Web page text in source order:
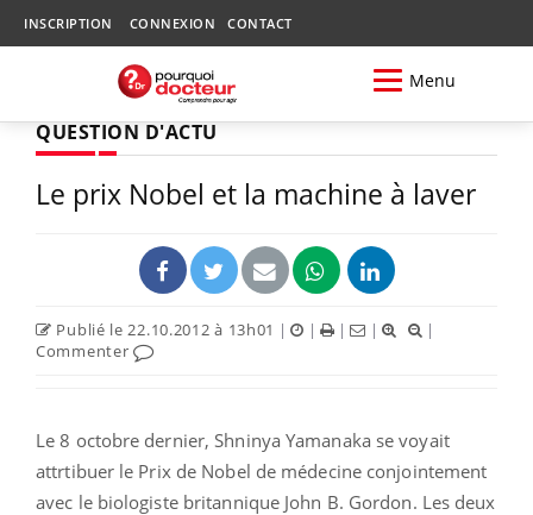
INSCRIPTION CONNEXION CONTACT
Menu
QUESTION D'ACTU
Le prix Nobel et la machine à laver
Publié le 22.10.2012 à 13h01 | | | |
|
Commenter
Le 8 octobre dernier, Shninya Yamanaka se voyait
attrtibuer le Prix de Nobel de médecine conjointement
avec le biologiste britannique John B. Gordon. Les deux